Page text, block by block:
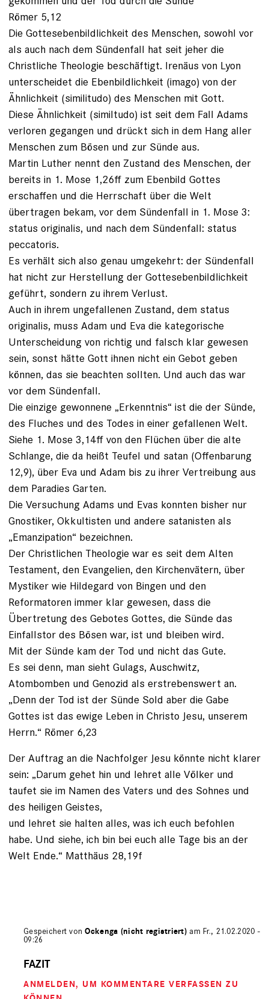
Römer 5,12
Die Gottesebenbildlichkeit des Menschen, sowohl vor
als auch nach dem Sündenfall hat seit jeher die
Christliche Theologie beschäftigt. Irenäus von Lyon
unterscheidet die Ebenbildlichkeit (imago) von der
Ähnlichkeit (similitudo) des Menschen mit Gott.
Diese Ähnlichkeit (similtudo) ist seit dem Fall Adams
verloren gegangen und drückt sich in dem Hang aller
Menschen zum Bösen und zur Sünde aus.
Martin Luther nennt den Zustand des Menschen, der
bereits in 1. Mose 1,26ff zum Ebenbild Gottes
erschaffen und die Herrschaft über die Welt
übertragen bekam, vor dem Sündenfall in 1. Mose 3:
status originalis, und nach dem Sündenfall: status
peccatoris.
Es verhält sich also genau umgekehrt: der Sündenfall
hat nicht zur Herstellung der Gottesebenbildlichkeit
geführt, sondern zu ihrem Verlust.
Auch in ihrem ungefallenen Zustand, dem status
originalis, muss Adam und Eva die kategorische
Unterscheidung von richtig und falsch klar gewesen
sein, sonst hätte Gott ihnen nicht ein Gebot geben
können, das sie beachten sollten. Und auch das war
vor dem Sündenfall.
Die einzige gewonnene „Erkenntnis“ ist die der Sünde,
des Fluches und des Todes in einer gefallenen Welt.
Siehe 1. Mose 3,14ff von den Flüchen über die alte
Schlange, die da heißt Teufel und satan (Offenbarung
12,9), über Eva und Adam bis zu ihrer Vertreibung aus
dem Paradies Garten.
Die Versuchung Adams und Evas konnten bisher nur
Gnostiker, Okkultisten und andere satanisten als
„Emanzipation“ bezeichnen.
Der Christlichen Theologie war es seit dem Alten
Testament, den Evangelien, den Kirchenvätern, über
Mystiker wie Hildegard von Bingen und den
Reformatoren immer klar gewesen, dass die
Übertretung des Gebotes Gottes, die Sünde das
Einfallstor des Bösen war, ist und bleiben wird.
Mit der Sünde kam der Tod und nicht das Gute.
Es sei denn, man sieht Gulags, Auschwitz,
Atombomben und Genozid als erstrebenswert an.
„Denn der Tod ist der Sünde Sold aber die Gabe
Gottes ist das ewige Leben in Christo Jesu, unserem
Herrn.“ Römer 6,23
Der Auftrag an die Nachfolger Jesu könnte nicht klarer
sein: „Darum gehet hin und lehret alle Völker und
taufet sie im Namen des Vaters und des Sohnes und
des heiligen Geistes,
und lehret sie halten alles, was ich euch befohlen
habe. Und siehe, ich bin bei euch alle Tage bis an der
Welt Ende.“ Matthäus 28,19f
Gespeichert vonOckenga (nicht registriert) am Fr., 21.02.2020 -
09:26
auf
Peter
FAZIT
ANMELDEN, UM KOMMENTARE VERFASSEN ZU